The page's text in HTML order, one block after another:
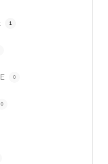
1
0
0